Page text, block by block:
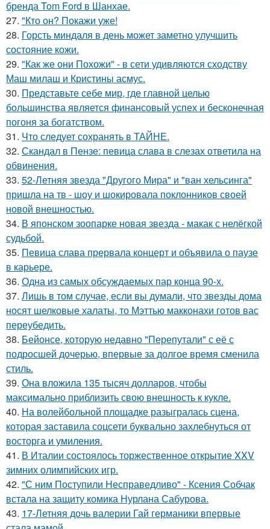
бренда Tom Ford в Шанхае.
27. "Кто он? Покажи уже!
28. Горсть миндаля в день может заметно улучшить
состояние кожи.
29. "Как же они Похожи" - в сети удивляются сходству
Маш милаш и Кристины асмус.
30. Представьте себе мир, где главной целью
большинства является финансовый успех и бесконечная
погоня за богатством.
31. Что следует сохранять в ТАЙНЕ.
32. Скандал в Пензе: певица слава в слезах ответила на
обвинения.
33. 52-Летняя звезда "Другого Мира" и "ван хельсинга"
пришла на тв - шоу и шокировала поклонников своей
новой внешностью.
34. В японском зоопарке новая звезда - макак с нелёгкой
судьбой.
35. Певица слава прервала концерт и объявила о паузе
в карьере.
36. Одна из самых обсуждаемых пар конца 90-х.
37. Лишь в том случае, если вы думали, что звезды дома
носят шелковые халаты, то Мэттью макконахи готов вас
переубедить.
38. Бейонсе, которую недавно "Перепутали" с её с
подросшей дочерью, впервые за долгое время сменила
стиль.
39. Она вложила 135 тысяч долларов, чтобы
максимально приблизить свою внешность к кукле.
40. На волейбольной площадке разыгралась сцена,
которая заставила соцсети буквально захлебнуться от
восторга и умиления.
41. В Италии состоялось торжественное открытие XXV
зимних олимпийских игр.
42. "С ним Поступили Несправедливо" - Ксения Собчак
встала на защиту комика Нурлана Сабурова.
43. 17-Летняя дочь валерии Гай германики впервые